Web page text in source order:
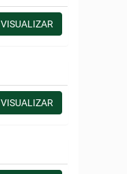
VISUALIZAR
VISUALIZAR